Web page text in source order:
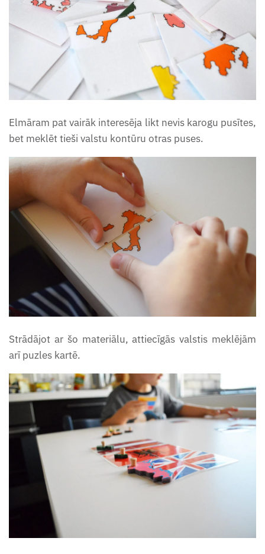
Elmāram pat vairāk interesēja likt nevis karogu pusītes,
bet meklēt tieši valstu kontūru otras puses.
Strādājot ar šo materiālu, attiecīgās valstis meklējām
arī puzles kartē.
Ziemassvētku gaidīšanas
burtnīca (6-7 gadi)
Ziemassvētku burtnīca 2024
(6-7 g.v.)